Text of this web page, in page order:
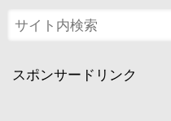
スポンサードリンク